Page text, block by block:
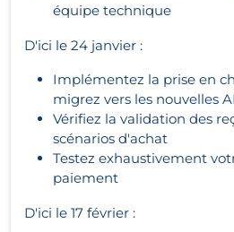
équipe technique
D'ici le 24 janvier :
Implémentez la prise en
migrez vers les nouvelles
Vérifiez la validation des
scénarios d'achat
Testez exhaustivement
paiement
D'ici le 17 février :